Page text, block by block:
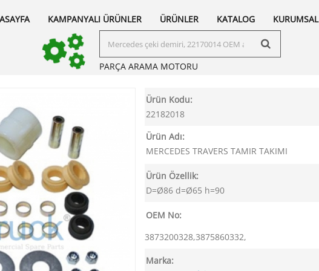
KAMPANYALI ÜRÜNLER ÜRÜNLER KATALOG KURUMSAL
PARÇA ARAMA MOTORU
Ürün Kodu:
22182018
Ürün Adı:
MERCEDES TRAVERS TAMIR TAKIMI
Ürün Özellik:
D=Ø86 d=Ø65 h=90
OEM No:
3873200328,3875860332,
Marka: